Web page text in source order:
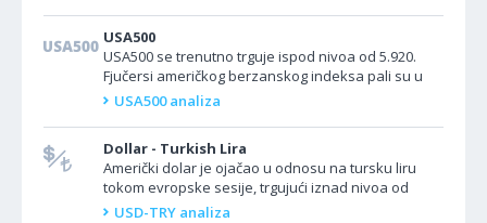
USA500
USA500 se trenutno trguje ispod nivoa od 5.920.
Fjučersi američkog berzanskog indeksa pali su u
sredu, ukazujući na nastavak pada iz prethodne
USA500 analiza
Dollar - Turkish Lira
Američki dolar je ojačao u odnosu na tursku liru
tokom evropske sesije, trgujući iznad nivoa od
38.800. Valutni par USD/TRY je porastao jer
USD-TRY analiza